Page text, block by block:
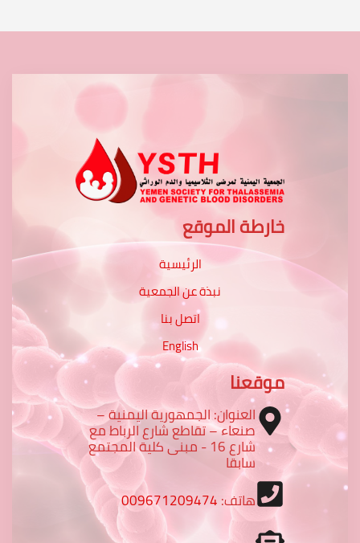
خارطة الموقع
الرئيسية
نبذة عن الجمعية
اتصل بنا
English
موقعنا
العنوان: الجمهورية اليمنية –
صنعاء – تقاطع شارع الرباط مع
شارع 16 - مبنى كلية المجتمع
سابقا
هاتف:009671209474